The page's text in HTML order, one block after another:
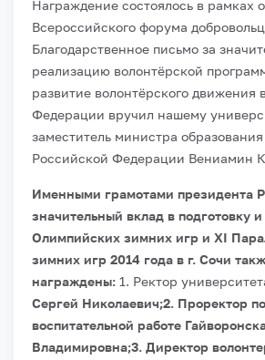
Награждение состоялось в рамках
Всероссийского форума
Благодарственное письмо за
реализацию волонтёрской
развитие волонтёрского движения
Федерации вручил нашему
заместитель министра
Российской Федерации Вениамин
Именными грамотами президента
значительный вклад в подготовку
Олимпийских зимних игр и XI
зимних игр 2014 года в г. Сочи
награждены: 1. Ректор
Сергей Николаевич;2. Проректор
воспитательной работе
Владимировна;3. Директор